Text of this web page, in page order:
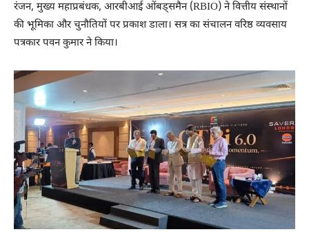
रंजन, मुख्य महाप्रबंधक, आरबीआई ओंबड्समैन (RBIO) ने वित्तीय संस्थानों
की भूमिका और चुनौतियों पर प्रकाश डाला। सत्र का संचालन वरिष्ठ व्यवसाय
पत्रकार पवन कुमार ने किया।